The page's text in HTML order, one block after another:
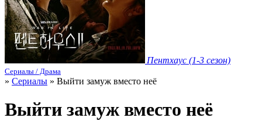
Пентхаус (1-3 сезон)
Сериалы / Драма
» Сериалы » Выйти замуж вместо неё
Выйти замуж вместо неё